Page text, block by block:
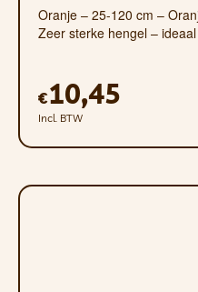
Oranje – 25-120 cm –
Zeer sterke hengel –
€10,45
Incl. BTW